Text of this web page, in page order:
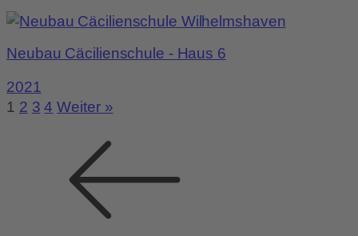
Neubau Cäcilienschule - Haus 6
2021
1 2 3 4 Weiter »